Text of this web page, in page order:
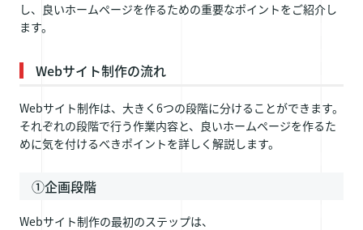
し、良いホームページを作るための重要なポイントをご紹介し
ます。
Webサイト制作の流れ
Webサイト制作は、大きく6つの段階に分けることができます。
それぞれの段階で行う作業内容と、良いホームページを作るた
めに気を付けるべきポイントを詳しく解説します。
①企画段階
Webサイト制作の最初のステップは、